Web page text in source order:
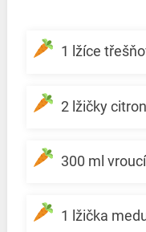
1 lžíce
2 lžičky
300 ml
1 lžička